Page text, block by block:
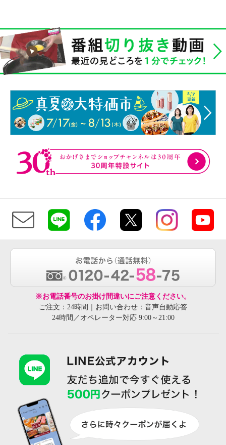
※お電話番号のお掛け間違いにご注意ください。
ご注文：24時間｜お問い合わせ：音声自動応答
24時間／オペレーター対応 9:00～21:00